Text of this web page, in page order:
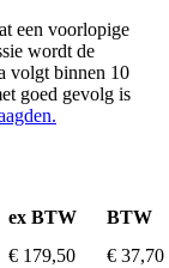
een voorlopige
wordt de
volgt binnen 10
goed gevolg is
ex BTW
BTW
€ 179,50
€ 37,70